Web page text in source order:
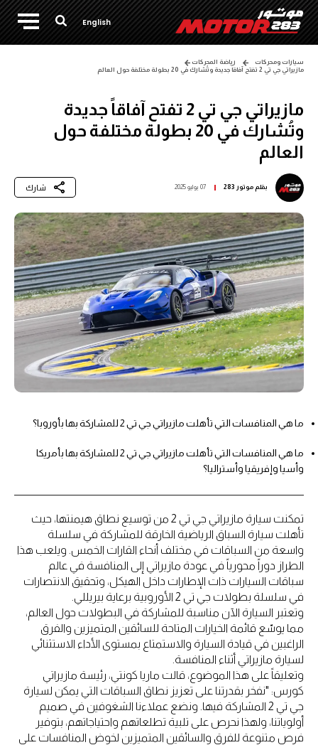
English
سيارات ومحركات
رياضة المحركات
مازيراتي جي تي 2 تفتح آفاقاً جديدة وتُشارك في 20 بطولة مختلفة حول العالم
مازيراتي جي تي 2 تفتح آفاقاً جديدة
وتُشارك في 20 بطولة مختلفة حول
العالم
بقلمموتور 283 07 يوليو 2025 شارك
ما هي المنافسات التي تأهلت مازيراتي جي تي 2 للمشاركة بها بأوروبا؟
ما هي المنافسات التي تأهلت مازيراتي جي تي 2 للمشاركة بها بأمريكا
وأسيا وإفريقيا وأستراليا؟
تمكنت سيارة مازيراتي جي تي 2 من توسيع نطاق هيمنتها، حيث
تأهلت سيارة السباق الرياضية الخارقة للمشاركة في سلسلة
واسعة من السباقات في مختلف أنحاء القارات الخمس. ويلعب هذا
الطراز دوراً محورياً في عودة مازيراتي إلى المنافسة في عالم
سباقات السيارات ذات الإطارات داخل الهيكل، وتحقيق الانتصارات
في سلسلة بطولات جي تي 2 الأوروبية برعاية بيريللي.
وتعتبر السيارة الآن مناسبة للمشاركة في البطولات حول العالم،
مما يوسّع قائمة الخيارات المتاحة للسائقين المتميزين والفرق
الراغبين في قيادة السيارة والاستمتاع بمستوى الأداء الاستثنائي
لسيارة مازيراتي أثناء المنافسة.
وتعليقاً على هذا الموضوع، قالت ماريا كونتي، رئيسة مازيراتي
كورس: "نفخر بقدرتنا على تعزيز نطاق السباقات التي يمكن لسيارة
جي تي 2 المشاركة فيها. ونضع عملاءنا الشغوفين في صميم
أولوياتنا، ولهذا نحرص على تلبية تطلعاتهم واحتياجاتهم، بتوفير
فرص متنوعة للفرق والسائقين المتميزين لخوض المنافسات على